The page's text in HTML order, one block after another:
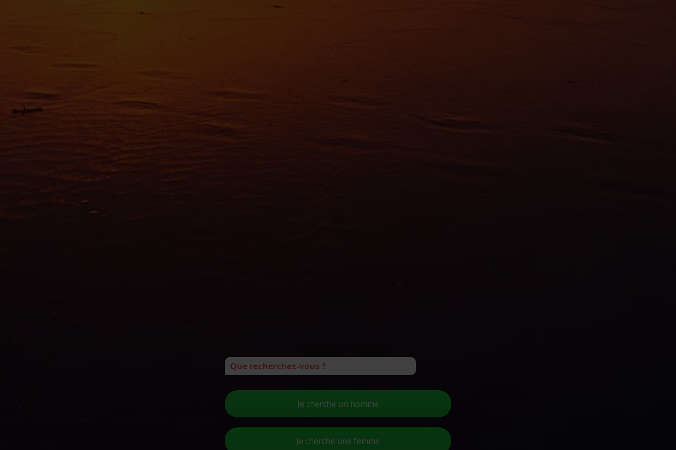
Que recherchez-vous ?
Je cherche un homme
Je cherche une femme